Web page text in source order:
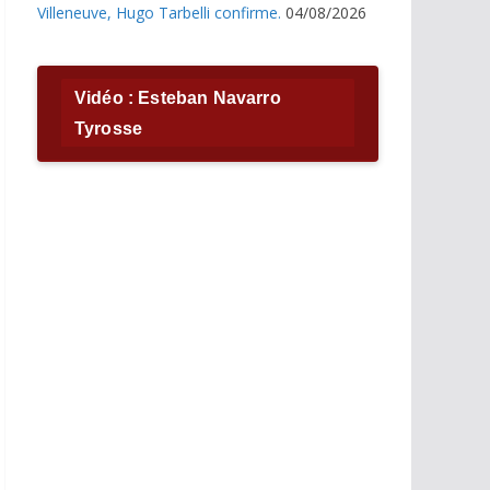
Villeneuve, Hugo Tarbelli confirme. 04/08/2026
Vidéo : Esteban Navarro
Tyrosse